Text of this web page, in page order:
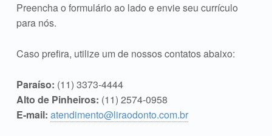
Preencha o formulário ao lado e envie seu currículo
para nós.
Caso prefira, utilize um de nossos contatos abaixo:
Paraíso: (11) 3373-4444
Alto de Pinheiros: (11) 2574-0958
E-mail: atendimento@liraodonto.com.br